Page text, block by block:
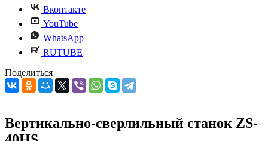
Вконтакте
YouTube
WhatsApp
RUTUBE
Поделиться
Вертикально-сверлильный станок ZS-